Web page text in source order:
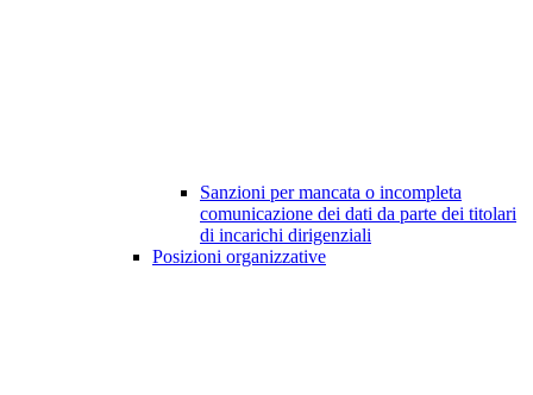
Sanzioni per mancata o incompleta
comunicazione dei dati da parte dei titolari
di incarichi dirigenziali
Posizioni organizzative